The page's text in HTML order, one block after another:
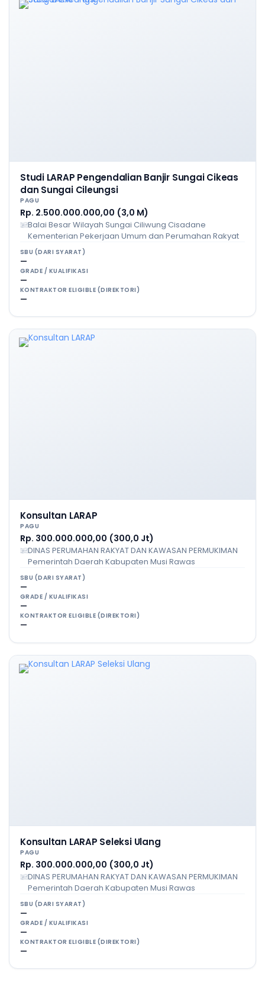
Studi LARAP Pengendalian Banjir Sungai Cikeas
dan Sungai Cileungsi
PAGU
Rp. 2.500.000.000,00 (3,0 M)
Balai Besar Wilayah Sungai Ciliwung Cisadane
Kementerian Pekerjaan Umum dan Perumahan Rakyat
SBU (DARI SYARAT)
—
GRADE / KUALIFIKASI
—
KONTRAKTOR ELIGIBLE (DIREKTORI)
—
Konsultan LARAP
PAGU
Rp. 300.000.000,00 (300,0 Jt)
DINAS PERUMAHAN RAKYAT DAN KAWASAN PERMUKIMAN
Pemerintah Daerah Kabupaten Musi Rawas
SBU (DARI SYARAT)
—
GRADE / KUALIFIKASI
—
KONTRAKTOR ELIGIBLE (DIREKTORI)
—
Konsultan LARAP Seleksi Ulang
PAGU
Rp. 300.000.000,00 (300,0 Jt)
DINAS PERUMAHAN RAKYAT DAN KAWASAN PERMUKIMAN
Pemerintah Daerah Kabupaten Musi Rawas
SBU (DARI SYARAT)
—
GRADE / KUALIFIKASI
—
KONTRAKTOR ELIGIBLE (DIREKTORI)
—